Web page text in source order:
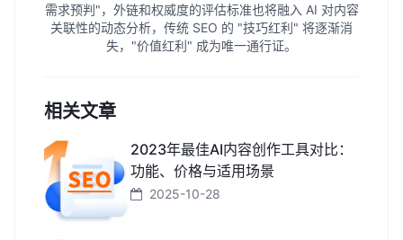
需求预判"，外链和权威度的评估标准也将融入 AI 对内容
关联性的动态分析，传统 SEO 的 "技巧红利" 将逐渐消
失，"价值红利" 成为唯一通行证。
相关文章
2023年最佳AI内容创作工具对比：
功能、价格与适用场景
2025-10-28